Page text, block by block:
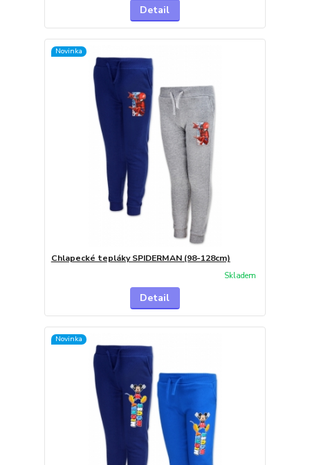
Detail
Novinka
Chlapecké tepláky SPIDERMAN (98-128cm)
Skladem
Detail
Novinka